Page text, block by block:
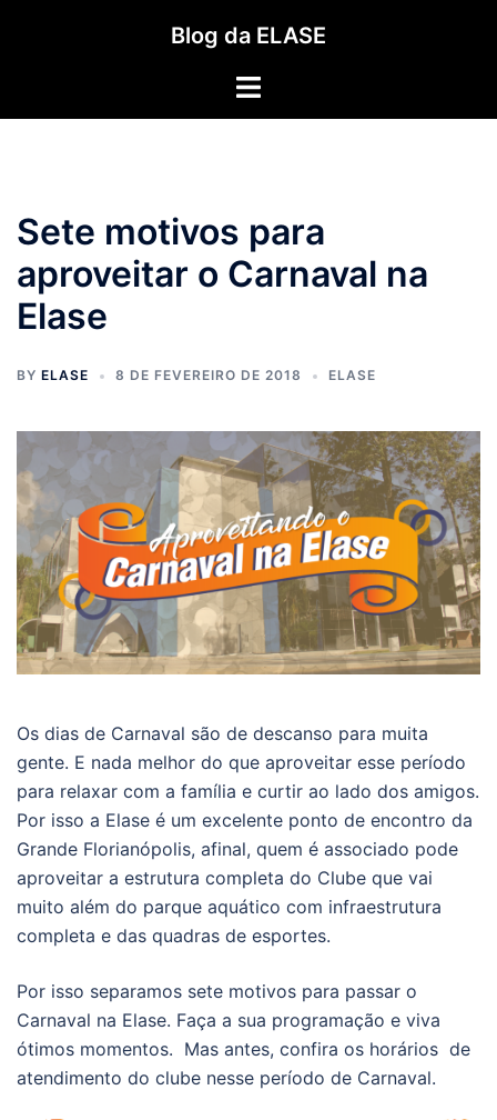
Blog da ELASE
Toggle
Sete motivos para
aproveitar o Carnaval na
Elase
BY ELASE 8 DE FEVEREIRO DE 2018 ELASE
Os dias de Carnaval são de descanso para muita
gente. E nada melhor do que aproveitar esse período
para relaxar com a família e curtir ao lado dos amigos.
Por isso a Elase é um excelente ponto de encontro da
Grande Florianópolis, afinal, quem é associado pode
aproveitar a estrutura completa do Clube que vai
muito além do parque aquático com infraestrutura
completa e das quadras de esportes.
Por isso separamos sete motivos para passar o
Carnaval na Elase. Faça a sua programação e viva
ótimos momentos. Mas antes, confira os horários de
atendimento do clube nesse período de Carnaval.